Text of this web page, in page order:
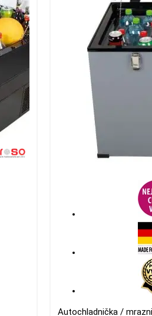
Autochladnička /